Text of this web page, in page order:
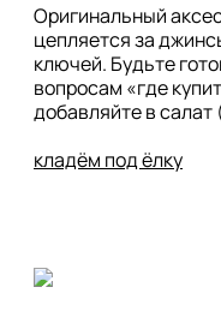
Оригинальный
цепляется за
ключей. Будьте
вопросам «где
добавляйте в салат
кладём под ёлку